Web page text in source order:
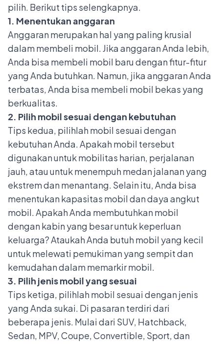
pilih. Berikut tips selengkapnya.
1. Menentukan anggaran
Anggaran merupakan hal yang paling krusial
dalam membeli mobil. Jika anggaran Anda lebih,
Anda bisa membeli mobil baru dengan fitur-fitur
yang Anda butuhkan. Namun, jika anggaran Anda
terbatas, Anda bisa membeli mobil bekas yang
berkualitas.
2. Pilih mobil sesuai dengan kebutuhan
Tips kedua, pilihlah mobil sesuai dengan
kebutuhan Anda. Apakah mobil tersebut
digunakan untuk mobilitas harian, perjalanan
jauh, atau untuk menempuh medan jalanan yang
ekstrem dan menantang. Selain itu, Anda bisa
menentukan kapasitas mobil dan daya angkut
mobil. Apakah Anda membutuhkan mobil
dengan kabin yang besar untuk keperluan
keluarga? Ataukah Anda butuh mobil yang kecil
untuk melewati pemukiman yang sempit dan
kemudahan dalam memarkir mobil.
3. Pilih jenis mobil yang sesuai
Tips ketiga, pilihlah mobil sesuai dengan jenis
yang Anda sukai. Di pasaran terdiri dari
beberapa jenis. Mulai dari SUV, Hatchback,
Sedan, MPV, Coupe, Convertible, Sport, dan